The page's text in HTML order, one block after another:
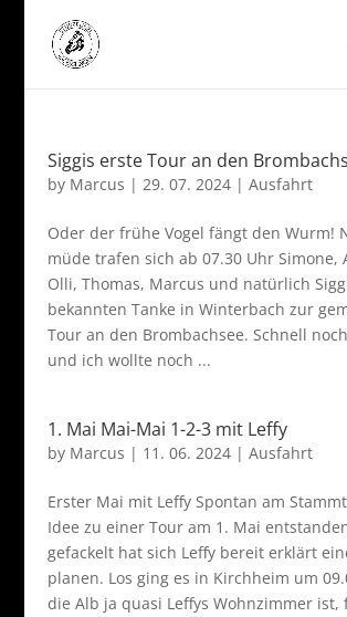
Siggis erste Tour an den
by Marcus | 29. 07. 2024| Ausfahrt
Oder der frühe Vogel fängt den Wurm!
müde trafen sich ab 07.30 Uhr Simone,
Olli, Thomas, Marcus und natürlich
bekannten Tanke in Winterbach zur
Tour an den Brombachsee. Schnell
und ich wollte noch ...
1. Mai Mai-Mai 1-2-3 mit Leffy
by Marcus | 11. 06. 2024| Ausfahrt
Erster Mai mit Leffy Spontan am
Idee zu einer Tour am 1. Mai
gefackelt hat sich Leffy bereit erklärt
planen. Los ging es in Kirchheim um
die Alb ja quasi Leffys Wohnzimmer